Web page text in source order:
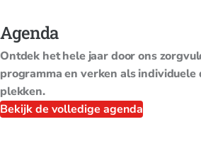
Agenda
Ontdek het hele jaar door ons
programma en verken als individuele
plekken.
Bekijk de volledige agenda